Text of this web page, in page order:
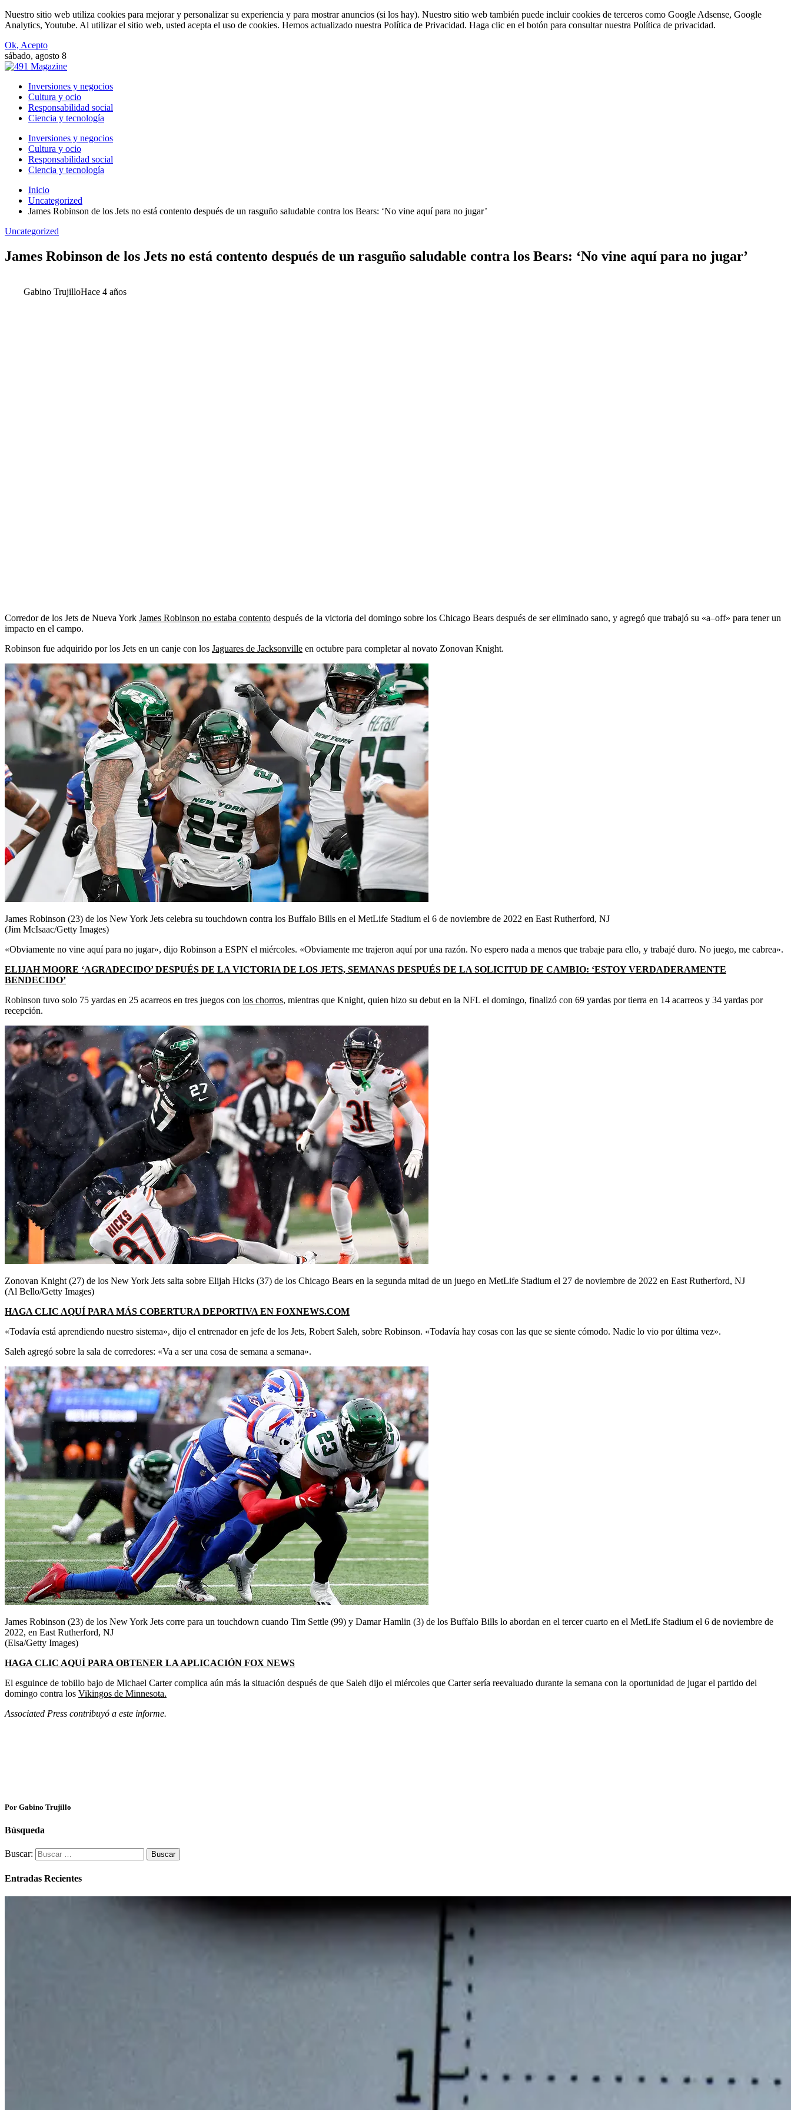
Nuestro sitio web utiliza cookies para mejorar y personalizar su experiencia y para mostrar anuncios (si los hay). Nuestro sitio web también puede incluir cookies de terceros como Google Adsense, Google
Analytics, Youtube. Al utilizar el sitio web, usted acepta el uso de cookies. Hemos actualizado nuestra Política de Privacidad. Haga clic en el botón para consultar nuestra Política de privacidad.
Ok, Acepto
sábado, agosto 8
Inversiones y negocios
Cultura y ocio
Responsabilidad social
Ciencia y tecnología
Inversiones y negocios
Cultura y ocio
Responsabilidad social
Ciencia y tecnología
Inicio
Uncategorized
James Robinson de los Jets no está contento después de un rasguño saludable contra los Bears: ‘No vine aquí para no jugar’
Uncategorized
James Robinson de los Jets no está contento después de un rasguño saludable contra los Bears: ‘No vine aquí para no jugar’
Gabino TrujilloHace 4 años
Corredor de los Jets de Nueva York James Robinson no estaba contento después de la victoria del domingo sobre los Chicago Bears después de ser eliminado sano, y agregó que trabajó su «a–off» para tener un
impacto en el campo.
Robinson fue adquirido por los Jets en un canje con los Jaguares de Jacksonville en octubre para completar al novato Zonovan Knight.
James Robinson (23) de los New York Jets celebra su touchdown contra los Buffalo Bills en el MetLife Stadium el 6 de noviembre de 2022 en East Rutherford, NJ
(Jim McIsaac/Getty Images)
«Obviamente no vine aquí para no jugar», dijo Robinson a ESPN el miércoles. «Obviamente me trajeron aquí por una razón. No espero nada a menos que trabaje para ello, y trabajé duro. No juego, me cabrea».
ELIJAH MOORE ‘AGRADECIDO’ DESPUÉS DE LA VICTORIA DE LOS JETS, SEMANAS DESPUÉS DE LA SOLICITUD DE CAMBIO: ‘ESTOY VERDADERAMENTE
BENDECIDO’
Robinson tuvo solo 75 yardas en 25 acarreos en tres juegos con los chorros, mientras que Knight, quien hizo su debut en la NFL el domingo, finalizó con 69 yardas por tierra en 14 acarreos y 34 yardas por
recepción.
Zonovan Knight (27) de los New York Jets salta sobre Elijah Hicks (37) de los Chicago Bears en la segunda mitad de un juego en MetLife Stadium el 27 de noviembre de 2022 en East Rutherford, NJ
(Al Bello/Getty Images)
HAGA CLIC AQUÍ PARA MÁS COBERTURA DEPORTIVA EN FOXNEWS.COM
«Todavía está aprendiendo nuestro sistema», dijo el entrenador en jefe de los Jets, Robert Saleh, sobre Robinson. «Todavía hay cosas con las que se siente cómodo. Nadie lo vio por última vez».
Saleh agregó sobre la sala de corredores: «Va a ser una cosa de semana a semana».
James Robinson (23) de los New York Jets corre para un touchdown cuando Tim Settle (99) y Damar Hamlin (3) de los Buffalo Bills lo abordan en el tercer cuarto en el MetLife Stadium el 6 de noviembre de
2022, en East Rutherford, NJ
(Elsa/Getty Images)
HAGA CLIC AQUÍ PARA OBTENER LA APLICACIÓN FOX NEWS
El esguince de tobillo bajo de Michael Carter complica aún más la situación después de que Saleh dijo el miércoles que Carter sería reevaluado durante la semana con la oportunidad de jugar el partido del
domingo contra los Vikingos de Minnesota.
Associated Press contribuyó a este informe.
Por Gabino Trujillo
Búsqueda
Buscar:
Entradas Recientes